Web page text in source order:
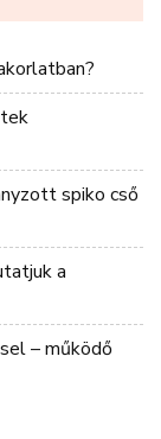
spiko cső
a
– működő